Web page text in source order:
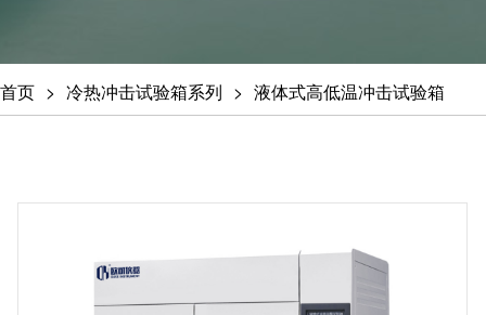
首页 冷热冲击试验箱系列 液体式高低温冲击试验箱